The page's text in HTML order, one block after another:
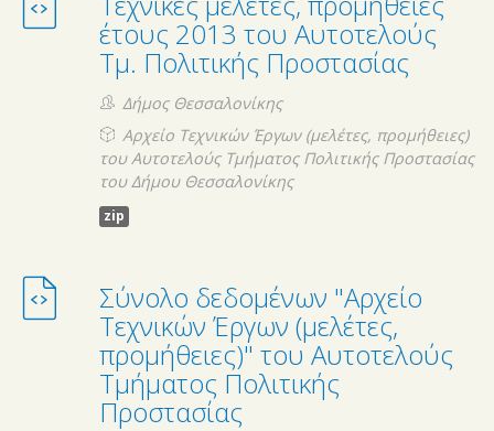
έτους 2013 του Αυτοτελούς
Τμ. Πολιτικής Προστασίας
Δήμος Θεσσαλονίκης
Αρχείο Τεχνικών Έργων (μελέτες, προμήθειες)
του Αυτοτελούς Τμήματος Πολιτικής Προστασίας
του Δήμου Θεσσαλονίκης
zip
Σύνολο δεδομένων "Αρχείο
Τεχνικών Έργων (μελέτες,
προμήθειες)" του Αυτοτελούς
Τμήματος Πολιτικής
Προστασίας